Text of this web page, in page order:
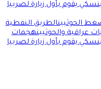
يقوم بأول زيارة لصربيا
الحوثيينالطريق النفطية
عراقية والحوثيينهجمات
يقوم بأول زيارة لصربيا